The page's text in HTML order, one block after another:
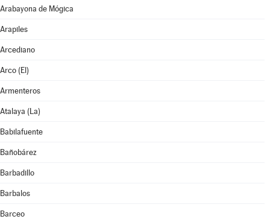
Arabayona de Mógica
Arapiles
Arcediano
Arco (El)
Armenteros
Atalaya (La)
Babilafuente
Bañobárez
Barbadillo
Barbalos
Barceo